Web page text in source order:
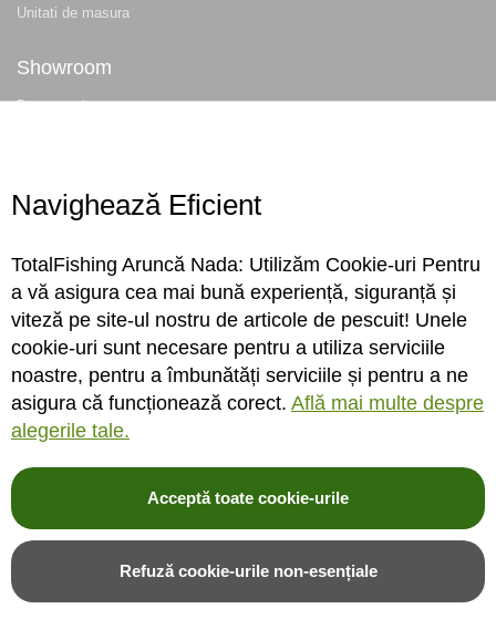
Unitati de masura
Showroom
Despre noi
Conecteaza-te
Sa ne cunoastem mai bine. Vino alaturi de noi pe reteaua ta preferata. Te
asteptam cu stiri, surprize, concursuri, premii ...
© 2004-2026 TotalFishing SRL. Toate drepturile rezervate. Citititermeni si
fisiere cookie ,politica de confidentialitate si protectia datelor
* Pozele produselor sunt folosite cu acordul furnizorilor si sunt doar cu titlu de
Navighează Eficient
TotalFishing Aruncă Nada: Utilizăm Cookie-uri Pentru
a vă asigura cea mai bună experiență, siguranță și
viteză pe site-ul nostru de articole de pescuit! Unele
cookie-uri sunt necesare pentru a utiliza serviciile
noastre, pentru a îmbunătăți serviciile și pentru a ne
asigura că funcționează corect. Află mai multe despre
alegerile tale.
Acceptă toate cookie-urile
Refuză cookie-urile non-esențiale